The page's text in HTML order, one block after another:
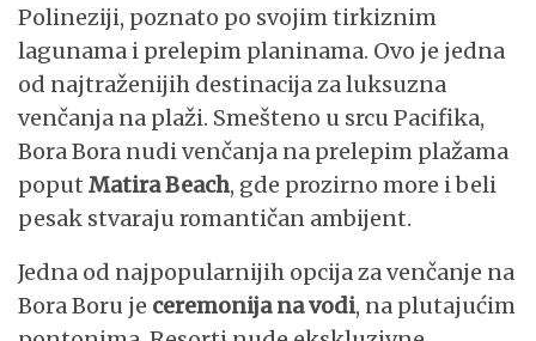
Polineziji, poznato po svojim tirkiznim
lagunama i prelepim planinama. Ovo je jedna
od najtraženijih destinacija za luksuzna
venčanja na plaži. Smešteno u srcu Pacifika,
Bora Bora nudi venčanja na prelepim plažama
poput Matira Beach, gde prozirno more i beli
pesak stvaraju romantičan ambijent.
Jedna od najpopularnijih opcija za venčanje na
Bora Boru je ceremonija na vodi, na plutajućim